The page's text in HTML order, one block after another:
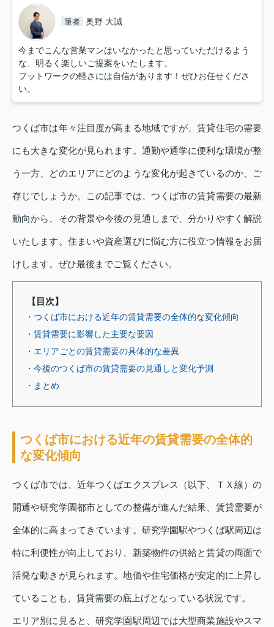
筆者 奥野 大誠
今までこんな営業マンはいなかったと思っていただけるよう
な、明るく楽しいご提案をいたします。
フットワークの軽さには自信があります！ぜひお任せくださ
い。
つくば市は年々注目度が高まる地域ですが、賃貸住宅の需要
にも大きな変化が見られます。通勤や通学に便利な環境が整
う一方、どのエリアにどのような変化が起きているのか、ご
存じでしょうか。この記事では、つくば市の賃貸需要の最新
動向から、その背景や今後の見通しまで、分かりやすく解説
いたします。住まいや資産選びに悩む方に役立つ情報をお届
けします。ぜひ最後までご覧ください。
【目次】
・つくば市における近年の賃貸需要の全体的な変化傾向
・賃貸需要に影響した主要な要因
・エリアごとの賃貸需要の具体的な差異
・今後のつくば市の賃貸需要の見通しと変化予測
・まとめ
つくば市における近年の賃貸需要の全体的
な変化傾向
つくば市では、近年つくばエクスプレス（以下、ＴＸ線）の
開通や研究学園都市としての整備が進んだ結果、賃貸需要が
全体的に高まってきています。研究学園駅やつくば駅周辺は
特に利便性が向上しており、新築物件の供給と賃貸の両面で
活発な動きが見られます。地価や住宅価格が安定的に上昇し
ていることも、賃貸需要の底上げとなっている状況です。
エリア別に見ると、研究学園駅周辺では大型商業施設やスマ